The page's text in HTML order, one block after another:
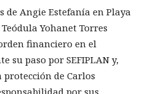
de Angie Estefanía en Playa
Yohanet Torres
financiero en el
su paso por SEFIPLAN y,
de Carlos